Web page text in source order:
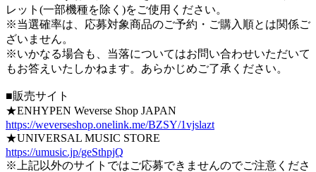
レット(一部機種を除く)をご使用ください。
※当選確率は、応募対象商品のご予約・ご購入順とは関係ご
ざいません。
※いかなる場合も、当落についてはお問い合わせいただいて
もお答えいたしかねます。あらかじめご了承ください。
■販売サイト
★ENHYPEN Weverse Shop JAPAN
https://weverseshop.onelink.me/BZSY/1vjslazt
★UNIVERSAL MUSIC STORE
https://umusic.jp/geSthpjQ
※上記以外のサイトではご応募できませんのでご注意くださ